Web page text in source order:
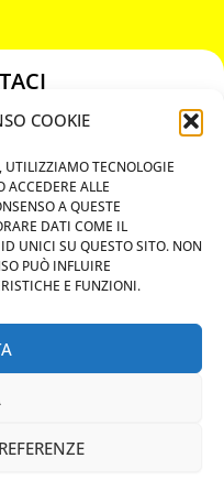
COOKIE
UTILIZZIAMO TECNOLOGIE
ALLE
A QUESTE
DATI COME IL
UNICI SU QUESTO SITO. NON
PUÒ INFLUIRE
E FUNZIONI.